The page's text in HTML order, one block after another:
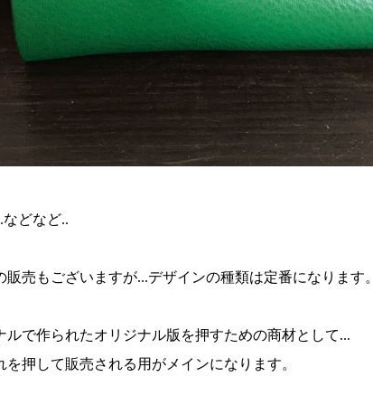
どなど..
売もございますが...デザインの種類は定番になります。
ルで作られたオリジナル版を押すための商材として...
押して販売される用がメインになります。